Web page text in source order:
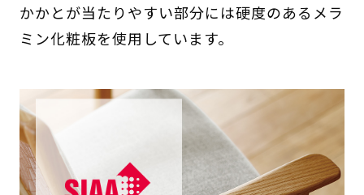
かかとが当たりやすい部分には硬度のあるメラ
ミン化粧板を使用しています。